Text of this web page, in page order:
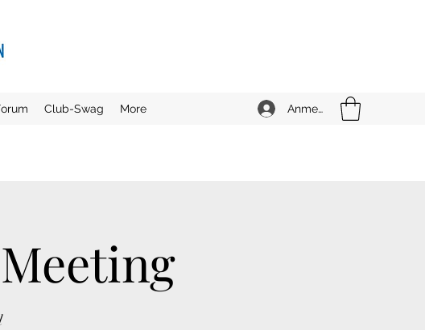
Club-Swag More Anmelden